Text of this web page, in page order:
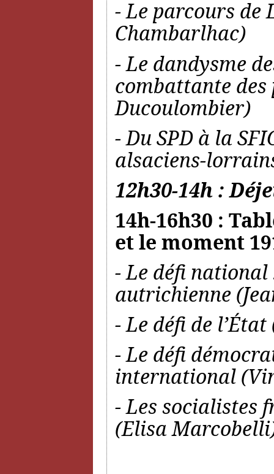
- Le parcours de
Chambarlhac)
- Le dandysme
combattante
Ducoulombier)
- Du SPD à la
alsaciens-
12h30-14h :
14h-16h30 :
et le moment
- Le défi
autrichienne
- Le défi de
- Le défi
international
- Les socialistes
(Elisa